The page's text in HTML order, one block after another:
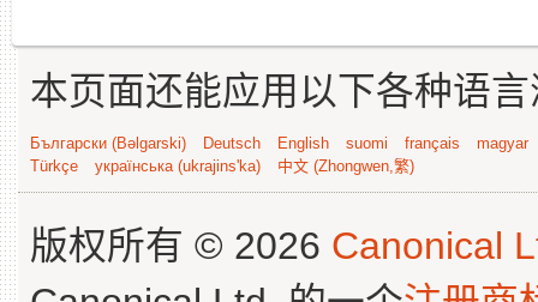
本页面还能应用以下各种语
Български (Bəlgarski) Deutsch English suomi français
magyar
Türkçe
українська (ukrajins'ka) 中文 (Zhongwen,繁)
版权所有 © 2026 Canonical